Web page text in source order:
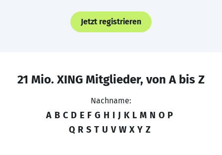
Jetzt registrieren
21 Mio. XING Mitglieder, von A bis Z
Nachname:
A B C D E F G H I J K L M N O P
Q R S T U V W X Y Z